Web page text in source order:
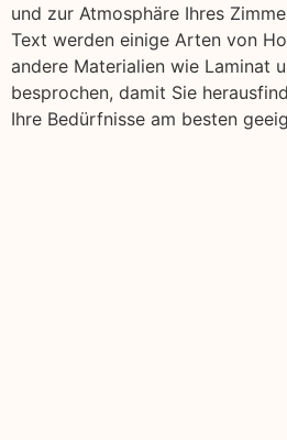
und zur Atmosphäre Ihres
Text werden einige Arten von
andere Materialien wie Laminat
besprochen, damit Sie
Ihre Bedürfnisse am besten